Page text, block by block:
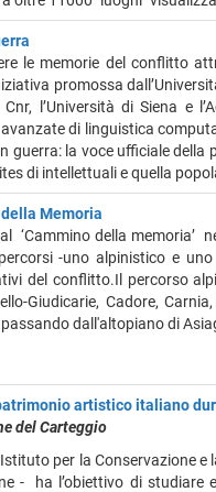
le memorie del conflitto
promossa
Cnr, l’Università di Siena e
di linguistica
guerra: la voce ufficiale
di intellettuali e quella
Memoria
‘Cammino della memoria’
-uno alpinistico e
del conflitto.Il percorso
Giudicarie, Cadore,
dall'altopiano di
artistico italiano
del Carteggio
per la Conservazione e
- ha l’obiettivo di studiare